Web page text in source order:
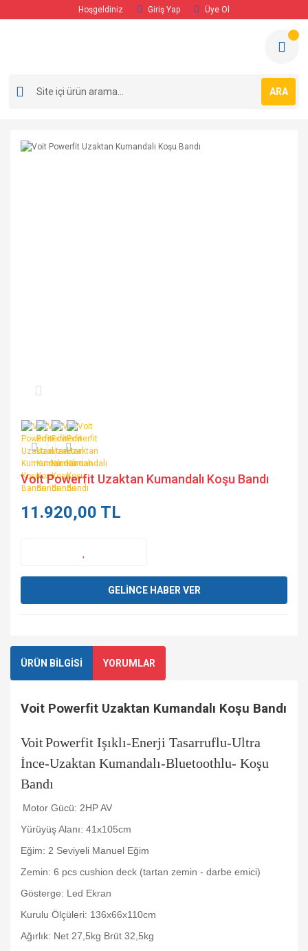
Hoşgeldiniz Giriş Yap Üye Ol
ARA
Voit Powerfit Uzaktan Kumandalı Koşu Bandı
11.920,00 TL
GELİNCE HABER VER
ÜRÜN BİLGİSİ YORUMLAR
Voit Powerfit Uzaktan Kumandalı Koşu Bandı
VoitPowerfit Işıklı-Enerji Tasarruflu-Ultra
İnce-Uzaktan Kumandalı-Bluetoothlu- Koşu
Bandı
Motor Gücü: 2HP AV
Yürüyüş Alanı: 41x105cm
Eğim: 2 Seviyeli Manuel Eğim
Zemin: 6 pcs cushion deck (tartan zemin - darbe emici)
Gösterge: Led Ekran
Kurulu Ölçüleri: 136x66x110cm
Ağırlık: Net 27,5kg Brüt 32,5kg